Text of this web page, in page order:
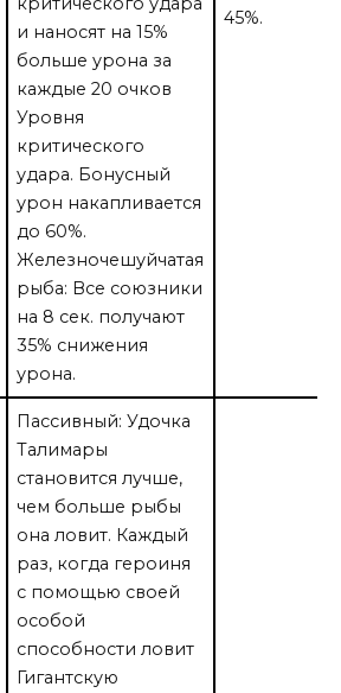
и наносят на 15%
больше урона за
каждые 20 очков
Уровня
критического
удара. Бонусный
урон накапливается
до 60%.
Железночешуйчатая
рыба: Все союзники
на 8 сек. получают
35% снижения
урона.
45%.
Пассивный: Удочка
Талимары
становится лучше,
чем больше рыбы
она ловит. Каждый
раз, когда героиня
с помощью своей
особой
способности ловит
Гигантскую